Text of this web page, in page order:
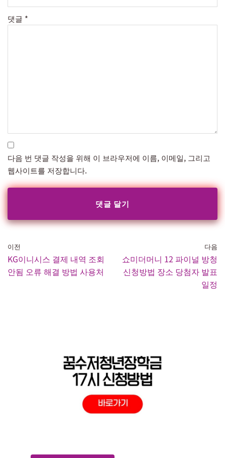
댓글 *
다음 번 댓글 작성을 위해 이 브라우저에 이름, 이메일, 그리고
웹사이트를 저장합니다.
이전
KG이니시스 결제 내역 조회
안됨 오류 해결 방법 사용처
다음
쇼미더머니 12 파이널 방청
신청방법 장소 당첨자 발표
일정